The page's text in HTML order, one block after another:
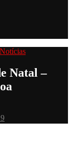
Notícias
Natal –